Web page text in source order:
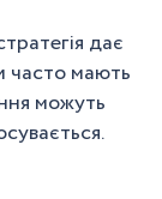
дає
часто мають
можуть